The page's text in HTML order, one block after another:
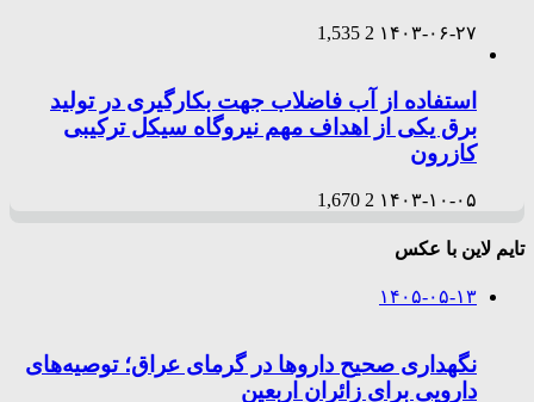
۱۴۰۳-۰۶-۲۷ 2
1,535
استفاده از آب فاضلاب جهت بکارگیری در تولید
برق یکی از اهداف مهم نیروگاه سیکل ترکیبی
کازرون
۱۴۰۳-۱۰-۰۵ 2
1,670
تایم لاین با عکس
۱۴۰۵-۰۵-۱۳
نگهداری صحیح داروها در گرمای عراق؛ توصیه‌های
دارویی برای زائران اربعین